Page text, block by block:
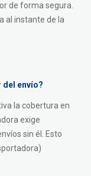
de forma segura.
al instante de la
envío?
la cobertura en
exige
sin él. Esto